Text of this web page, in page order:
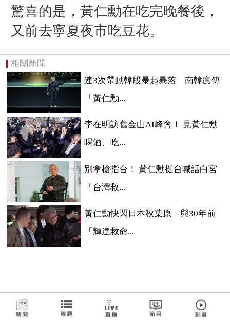
驚喜的是，黃仁勳在吃完晚餐後，
又前去寧夏夜市吃豆花。
相關新聞
連3次帶動韓股暴起暴落 南韓瘋傳
「黃仁勳...
李在明訪舊金山AI峰會！ 見黃仁勳
喝酒、吃...
別拿槍指台！ 黃仁勳挺台喊話白宮
「台灣救...
黃仁勳快閃日本秋葉原 與30年前
「輝達救命...